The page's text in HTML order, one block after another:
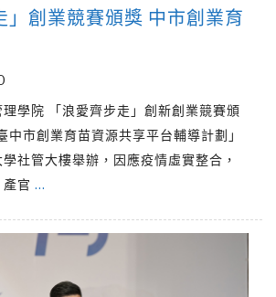
」創業競賽頒獎 中市創業育
學院 「浪愛齊步走」創新創業競賽頒
中市創業育苗資源共享平台輔導計劃」
社管大樓舉辦，因應疫情虛實整合，
官 …